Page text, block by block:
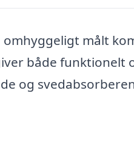
målt
både
og